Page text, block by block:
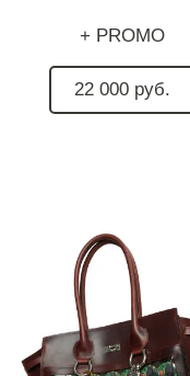
+ PROMO
22 000 руб.